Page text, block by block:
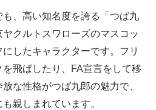
、高い知名度を誇る「つば九
クルトスワローズのマスコッ
したキャラクターです。フリ
飛ばしたり、FA宣言をして移
な性格がつば九郎の魅力で、
親しまれています。